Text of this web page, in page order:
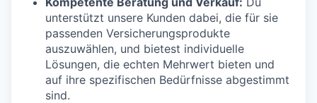
unterstützt unsere Kunden dabei, die für sie
passenden Versicherungsprodukte
auszuwählen, und bietest individuelle
Lösungen, die echten Mehrwert bieten und
auf ihre spezifischen Bedürfnisse abgestimmt
sind.